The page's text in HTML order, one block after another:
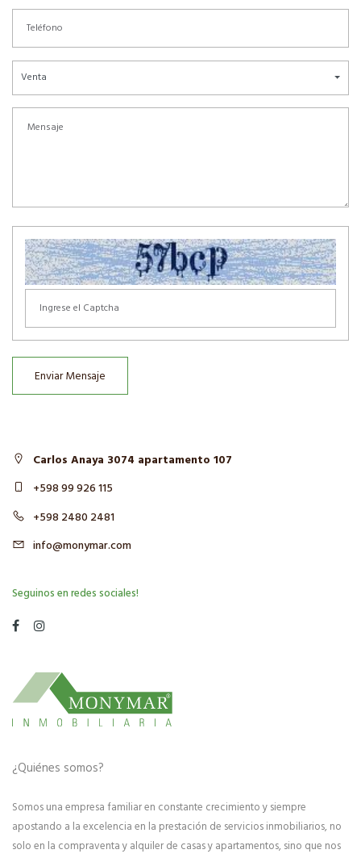
Venta
Enviar Mensaje
Carlos Anaya 3074 apartamento 107
+598 99 926 115
+598 2480 2481
info@monymar.com
Seguinos en redes sociales!
¿Quiénes somos?
Somos una empresa familiar en constante crecimiento y siempre
apostando a la excelencia en la prestación de servicios inmobiliarios, no
solo en la compraventa y alquiler de casas y apartamentos, sino que nos